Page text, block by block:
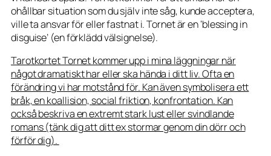
ohållbar situation som du själv inte såg, kunde acceptera,
ville ta ansvar för eller fastnat i. Tornet är en ‘blessing in
disguise’ (en förklädd välsignelse).
Tarotkortet Tornet kommer upp i mina läggningar när
något dramatiskt har eller ska hända i ditt liv. Ofta en
förändring vi har motstånd för. Kan även symbolisera ett
bråk, en koallision, social friktion, konfrontation. Kan
också beskriva en extremt stark lust eller svindlande
romans (tänk dig att ditt ex stormar genom din dörr och
förför dig).